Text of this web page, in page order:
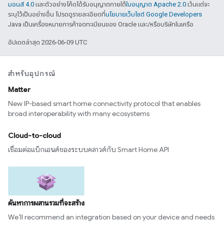
มอนส์ 4.0 และตัวอย่างโค้ดได้รับอนุญาตภายใต้ใบอนุญาต Apache 2.0 เว้นแต่จะ
ระบุไว้เป็นอย่างอื่น โปรดดูรายละเอียดที่นโยบายเว็บไซต์ Google Developers
Java เป็นเครื่องหมายการค้าจดทะเบียนของ Oracle และ/หรือบริษัทในเครือ
อัปเดตล่าสุด 2026-06-09 UTC
สำหรับอุปกรณ์
Matter
New IP-based smart home connectivity protocol that enables
broad interoperability with many ecosystems
Cloud-to-cloud
เชื่อมต่อแบ็กเอนด์ของระบบคลาวด์กับ Smart Home API
ค้นหาการผสานรวมที่จะสร้าง
We’ll recommend an integration based on your device and needs